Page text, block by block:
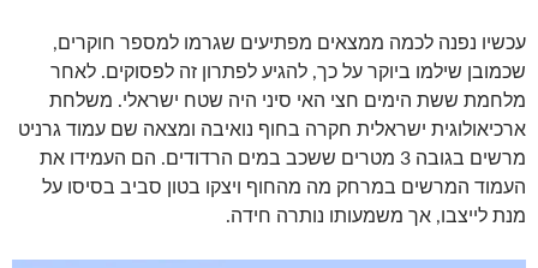
עכשיו נפנה לכמה ממצאים מפתיעים שגרמו למספר חוקרים,
שכמובן שילמו ביוקר על כך, להגיע לפתרון זה לפסוקים. לאחר
מלחמת ששת הימים חצי האי סיני היה שטח ישראלי. משלחת
ארכיאולוגית ישראלית חקרה בחוף נואיבה ומצאה שם עמוד גרניט
מרשים בגובה 3 מטרים ששכב במים הרדודים. הם העמידו את
העמוד המרשים במרחק מה מהחוף ויצקו בטון סביב בסיסו על
מנת לייצבו, אך משמעותו נותרה חידה.